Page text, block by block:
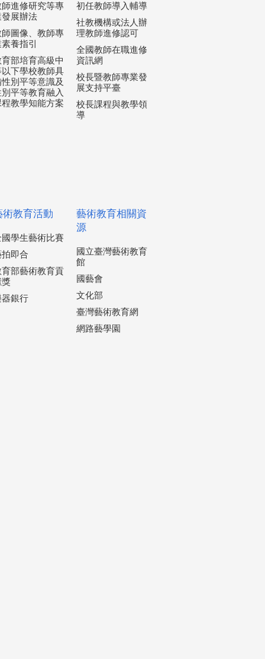
師進修研究等專
發展辦法
師圖像、教師專
養指引
部培育高級中
以下學校教師具
別平等意識及
平等教育融入
程教學知能方案
初任教師導入輔導
社教機構或法人辦
理教師進修認可
全國教師在職進修
資訊網
校長暨教師專業發
展支持平臺
校長課程與教學領
導
術教育活動
國學生藝術比賽
即合
育部藝術教育貢
獎
器銀行
藝術教育相關資
源
國立臺灣藝術教育
館
國藝會
文化部
臺灣藝術教育網
網路藝學園